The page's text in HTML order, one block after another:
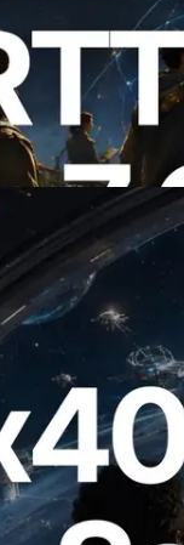
를 전 세계
—
공개
공개 — AI